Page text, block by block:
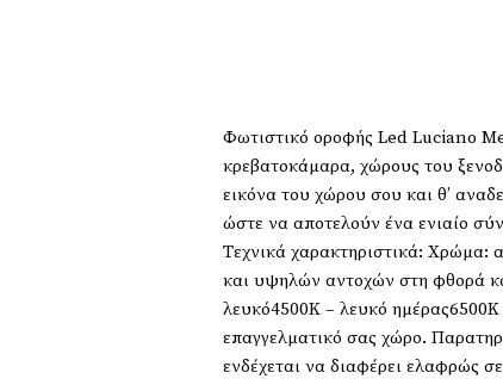
Φωτιστικό οροφής Led Luciano
κρεβατοκάμαρα, χώρους του
εικόνα του χώρου σου και θ’
ώστε να αποτελούν ένα ενιαίο
Τεχνικά χαρακτηριστικά: Χρώμα:
και υψηλών αντοχών στη φθορά
λευκό4500Κ – λευκό ημέρας6500Κ
επαγγελματικό σας χώρο.
ενδέχεται να διαφέρει ελαφρώς